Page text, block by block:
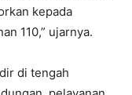
kepada
110,” ujarnya.
di tengah